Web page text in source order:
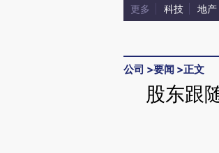
更多 科技 地产
公司 >要闻 >正文
股东跟